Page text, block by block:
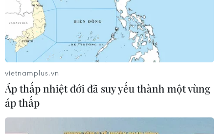
quyết định trong quản trị nước sông Mekong."
vietnamplus.vn
Áp thấp nhiệt đới đã suy yếu thành một vùng
áp thấp